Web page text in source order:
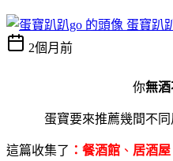
蛋寶趴
2個月前
你無
蛋寶要來推薦幾間不同
這篇收集了 ：餐酒館 、 居酒屋